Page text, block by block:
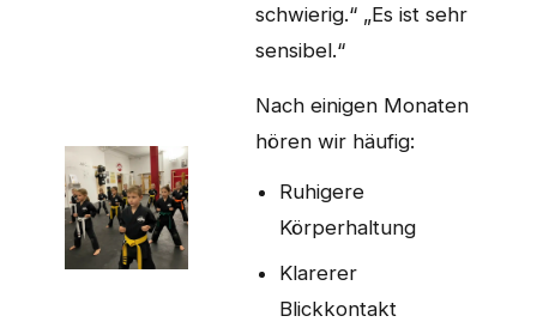
schwierig.“ „Es ist sehr
sensibel.“
Nach einigen Monaten
hören wir häufig:
Ruhigere
Körperhaltung
Klarerer
Blickkontakt